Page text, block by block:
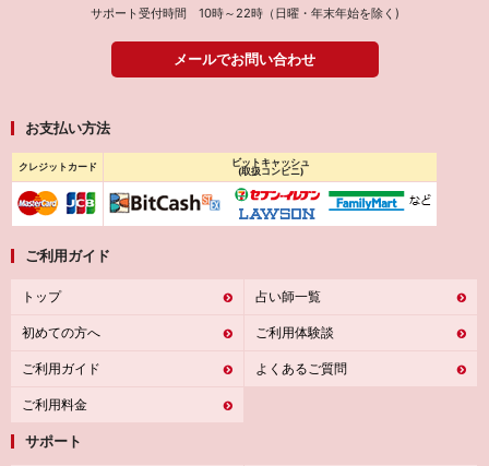
サポート受付時間 10時～22時（日曜・年末年始を除く)
メールでお問い合わせ
お支払い方法
クレジットカード
ビットキャッシュ
(取扱コンビニ)
ご利用ガイド
トップ
初めての方へ
ご利用ガイド
ご利用料金
占い師一覧
ご利用体験談
よくあるご質問
サポート